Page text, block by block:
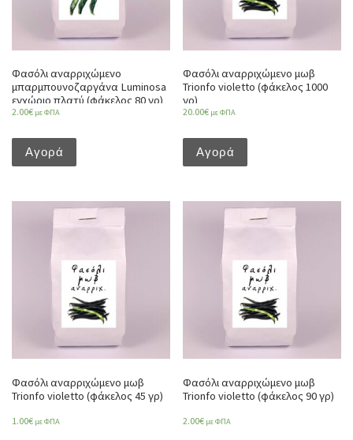
Φασόλι αναρριχώμενο
μπαρμπουνοζαργάνα Luminosa
εγχώριο πλατύ (φάκελος 80 γρ)
2.00€ με ΦΠΑ
Αγορά
Φασόλι αναρριχώμενο μωβ
Trionfo violetto (φάκελος 1000
γρ)
20.00€ με ΦΠΑ
Αγορά
Φασόλι αναρριχώμενο μωβ
Trionfo violetto (φάκελος 45 γρ)
1.00€ με ΦΠΑ
Φασόλι αναρριχώμενο μωβ
Trionfo violetto (φάκελος 90 γρ)
2.00€ με ΦΠΑ